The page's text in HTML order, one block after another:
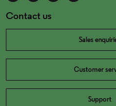
Contact us
Sales
Customer
Support